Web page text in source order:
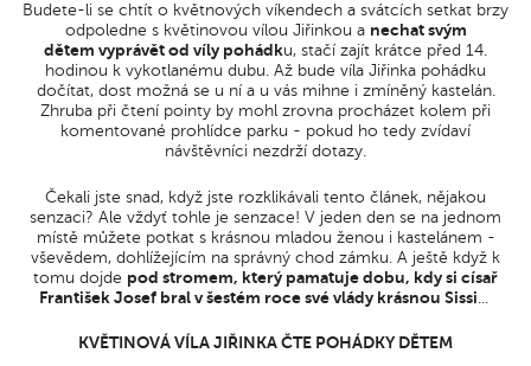
Budete-li se chtít o květnových víkendech a svátcích setkat brzy
odpoledne s květinovou vílou Jiřinkou a nechat svým
dětem vyprávět od víly pohádku, stačí zajít krátce před 14.
hodinou k vykotlanému dubu. Až bude víla Jiřinka pohádku
dočítat, dost možná se u ní a u vás mihne i zmíněný kastelán.
Zhruba při čtení pointy by mohl zrovna procházet kolem při
komentované prohlídce parku - pokud ho tedy zvídaví
návštěvníci nezdrží dotazy.
Čekali jste snad, když jste rozklikávali tento článek, nějakou
senzaci? Ale vždyť tohle je senzace! V jeden den se na jednom
místě můžete potkat s krásnou mladou ženou i kastelánem -
vševědem, dohlížejícím na správný chod zámku. A ještě když k
tomu dojde pod stromem, který pamatuje dobu, kdy si císař
František Josef bral v šestém roce své vlády krásnou Sissi
KVĚTINOVÁ VÍLA JIŘINKA ČTE POHÁDKY DĚTEM